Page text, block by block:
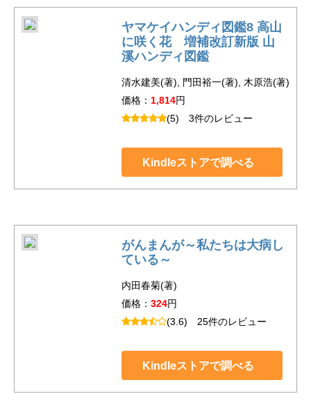
ヤマケイハンディ図鑑8 高山
に咲く花 増補改訂新版 山
溪ハンディ図鑑
清水建美(著), 門田裕一(著), 木原浩(著)
価格： 1,814円
(5) 3件のレビュー
Kindleストアで調べる
がんまんが～私たちは大病し
ている～
内田春菊(著)
価格： 324円
(3.6) 25件のレビュー
Kindleストアで調べる